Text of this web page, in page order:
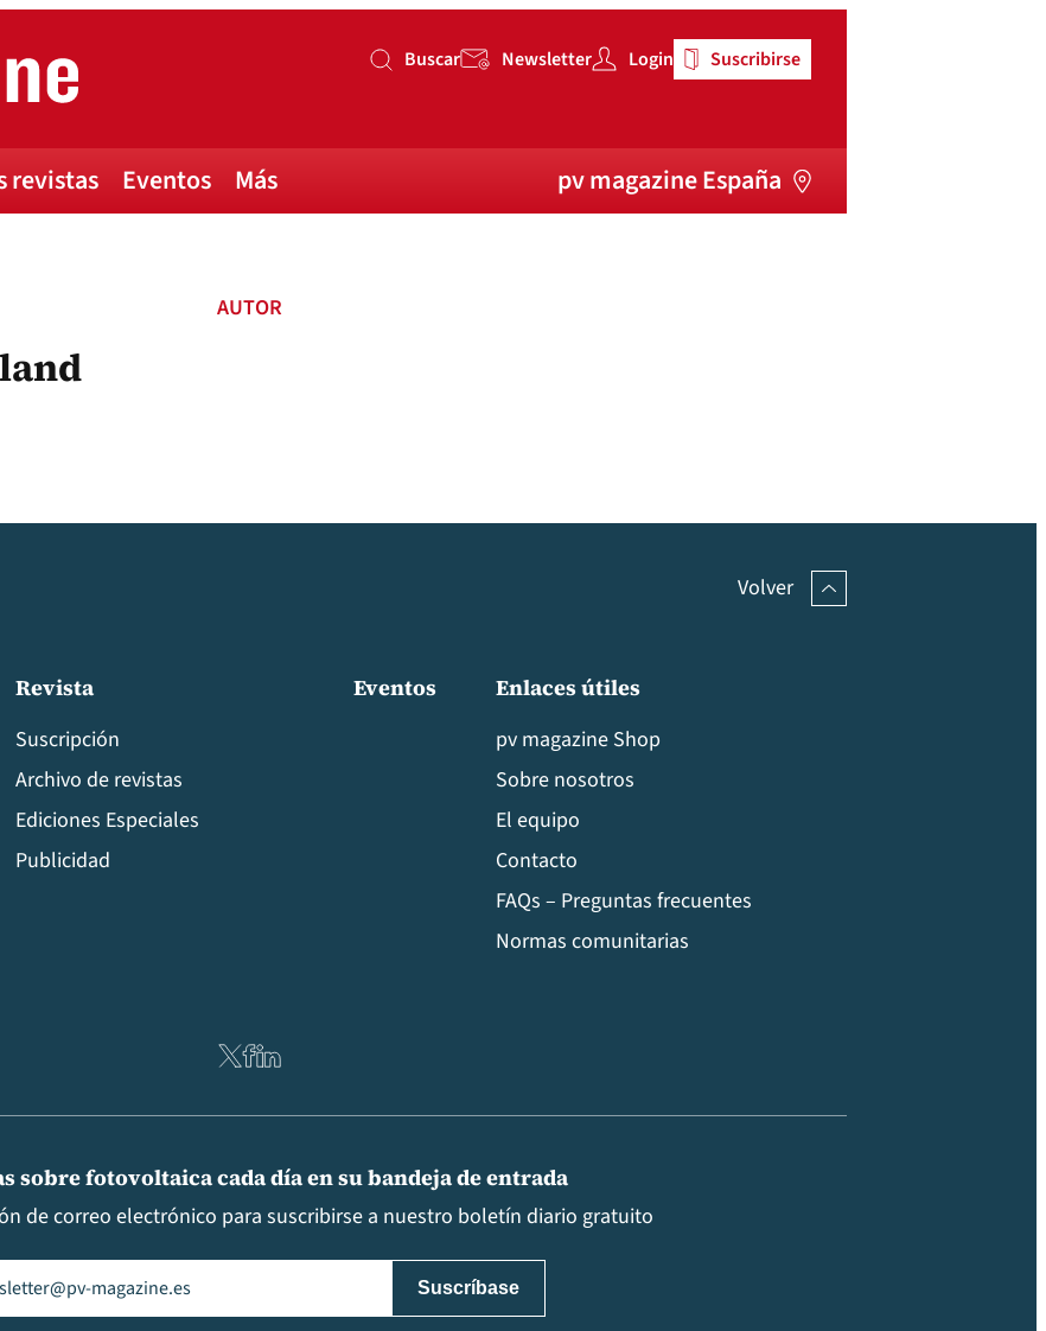
Buscar
Buscar Newsletter Login Suscribirse
revistas Eventos Más pv magazine España
AUTOR
Volver
Revista
Suscripción
Archivo de revistas
Ediciones Especiales
Publicidad
Eventos
Enlaces útiles
pv magazine Shop
Sobre nosotros
El equipo
Contacto
FAQs – Preguntas frecuentes
Normas comunitarias
sobre fotovoltaica cada día en su bandeja de entrada
de correo electrónico para suscribirse a nuestro boletín diario gratuito
(Obligatorio)